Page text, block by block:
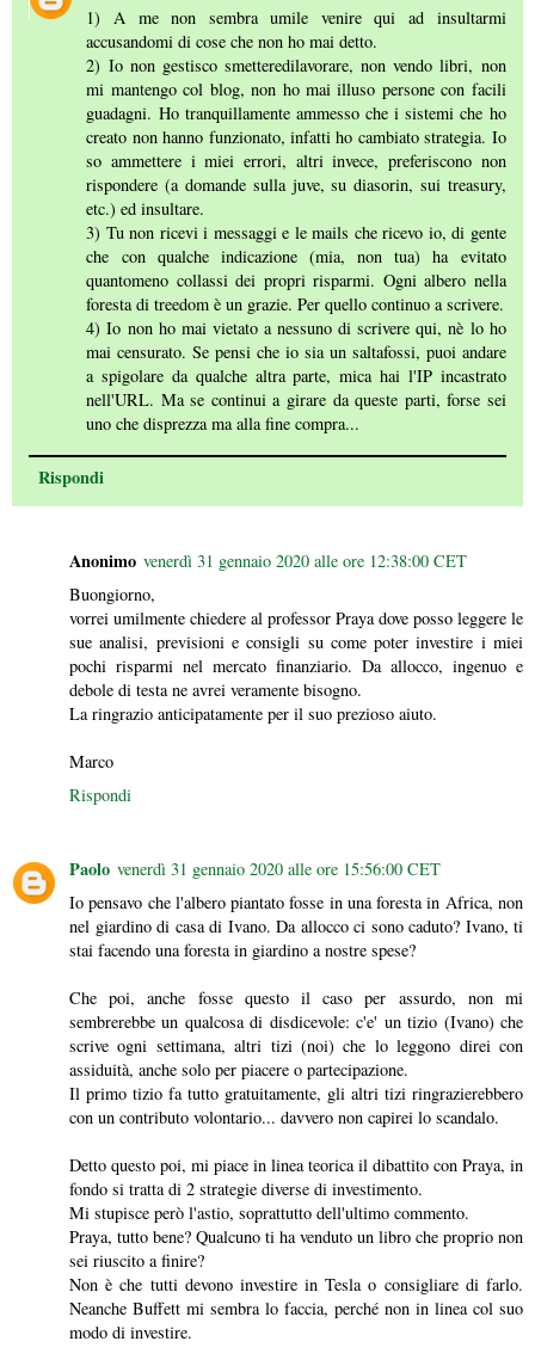
1) A me non sembra umile venire qui ad insultarmi
accusandomi di cose che non ho mai detto.
2) Io non gestisco smetteredilavorare, non vendo libri, non
mi mantengo col blog, non ho mai illuso persone con facili
guadagni. Ho tranquillamente ammesso che i sistemi che ho
creato non hanno funzionato, infatti ho cambiato strategia. Io
so ammettere i miei errori, altri invece, preferiscono non
rispondere (a domande sulla juve, su diasorin, sui treasury,
etc.) ed insultare.
3) Tu non ricevi i messaggi e le mails che ricevo io, di gente
che con qualche indicazione (mia, non tua) ha evitato
quantomeno collassi dei propri risparmi. Ogni albero nella
foresta di treedom è un grazie. Per quello continuo a scrivere.
4) Io non ho mai vietato a nessuno di scrivere qui, nè lo ho
mai censurato. Se pensi che io sia un saltafossi, puoi andare
a spigolare da qualche altra parte, mica hai l'IP incastrato
nell'URL. Ma se continui a girare da queste parti, forse sei
uno che disprezza ma alla fine compra...
Rispondi
Anonimo venerdì 31 gennaio 2020 alle ore 12:38:00 CET
Buongiorno,
vorrei umilmente chiedere al professor Praya dove posso leggere le
sue analisi, previsioni e consigli su come poter investire i miei
pochi risparmi nel mercato finanziario. Da allocco, ingenuo e
debole di testa ne avrei veramente bisogno.
La ringrazio anticipatamente per il suo prezioso aiuto.
Marco
Rispondi
Paolo venerdì 31 gennaio 2020 alle ore 15:56:00 CET
Io pensavo che l'albero piantato fosse in una foresta in Africa, non
nel giardino di casa di Ivano. Da allocco ci sono caduto? Ivano, ti
stai facendo una foresta in giardino a nostre spese?
Che poi, anche fosse questo il caso per assurdo, non mi
sembrerebbe un qualcosa di disdicevole: c'e' un tizio (Ivano) che
scrive ogni settimana, altri tizi (noi) che lo leggono direi con
assiduità, anche solo per piacere o partecipazione.
Il primo tizio fa tutto gratuitamente, gli altri tizi ringrazierebbero
con un contributo volontario... davvero non capirei lo scandalo.
Detto questo poi, mi piace in linea teorica il dibattito con Praya, in
fondo si tratta di 2 strategie diverse di investimento.
Mi stupisce però l'astio, soprattutto dell'ultimo commento.
Praya, tutto bene? Qualcuno ti ha venduto un libro che proprio non
sei riuscito a finire?
Non è che tutti devono investire in Tesla o consigliare di farlo.
Neanche Buffett mi sembra lo faccia, perché non in linea col suo
modo di investire.